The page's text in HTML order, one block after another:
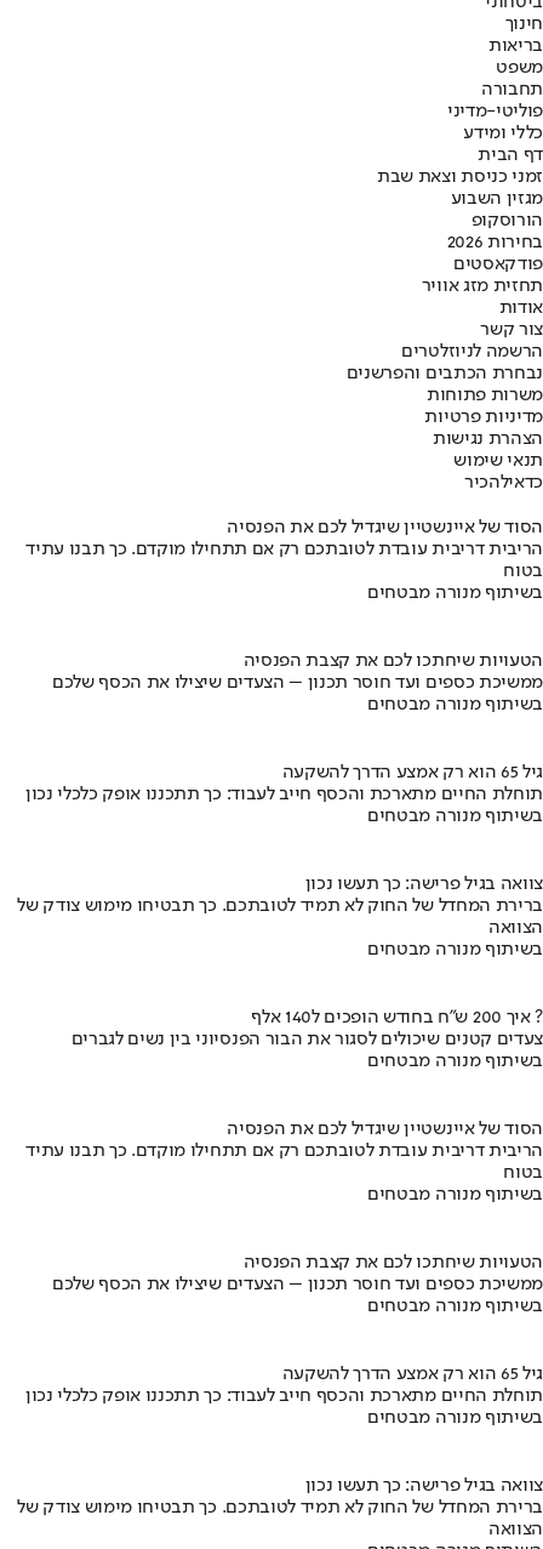
חינוך
בריאות
משפט
תחבורה
פוליטי-מדיני
כללי ומידע
דף הבית
זמני כניסת וצאת שבת
מגזין השבוע
הורוסקופ
בחירות 2026
פודקאסטים
תחזית מזג אוויר
אודות
צור קשר
הרשמה לניוזלטרים
נבחרת הכתבים והפרשנים
משרות פתוחות
מדיניות פרטיות
הצהרת נגישות
תנאי שימוש
כדאילהכיר
הסוד של איינשטיין שיגדיל לכם את הפנסיה
הריבית דריבית עובדת לטובתכם רק אם תתחילו מוקדם. כך תבנו עתיד
בטוח
בשיתוף מנורה מבטחים
הטעויות שיחתכו לכם את קצבת הפנסיה
ממשיכת כספים ועד חוסר תכנון – הצעדים שיצילו את הכסף שלכם
בשיתוף מנורה מבטחים
גיל 65 הוא רק אמצע הדרך להשקעה
תוחלת החיים מתארכת והכסף חייב לעבוד: כך תתכננו אופק כלכלי נכון
בשיתוף מנורה מבטחים
צוואה בגיל פרישה: כך תעשו נכון
ברירת המחדל של החוק לא תמיד לטובתכם. כך תבטיחו מימוש צודק של
הצוואה
בשיתוף מנורה מבטחים
איך 200 ש"ח בחודש הופכים ל140 אלף ?
צעדים קטנים שיכולים לסגור את הבור הפנסיוני בין נשים לגברים
בשיתוף מנורה מבטחים
הסוד של איינשטיין שיגדיל לכם את הפנסיה
הריבית דריבית עובדת לטובתכם רק אם תתחילו מוקדם. כך תבנו עתיד
בטוח
בשיתוף מנורה מבטחים
הטעויות שיחתכו לכם את קצבת הפנסיה
ממשיכת כספים ועד חוסר תכנון – הצעדים שיצילו את הכסף שלכם
בשיתוף מנורה מבטחים
גיל 65 הוא רק אמצע הדרך להשקעה
תוחלת החיים מתארכת והכסף חייב לעבוד: כך תתכננו אופק כלכלי נכון
בשיתוף מנורה מבטחים
צוואה בגיל פרישה: כך תעשו נכון
ברירת המחדל של החוק לא תמיד לטובתכם. כך תבטיחו מימוש צודק של
הצוואה